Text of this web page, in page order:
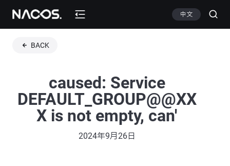
中文
BACK
caused: Service
DEFAULT_GROUP@@XX
X is not empty, can'
2024年9月26日